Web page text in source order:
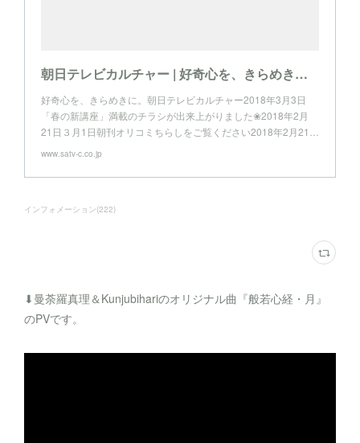
朝日テレビカルチャー | 好奇心を、きらめきに。
好奇心を、きらめきに。朝日テレビカルチャー2018年3月3日
「春の新講座」満載のチラシが出来上がりました❀2018年2月
21日３月1日朝刊オリコミちらしをご覧ください2018年2月21…
www.satv-c.co.jp
インフォメーション(222)
⬇︎曼荼羅真理＆Kunjubihariのオリジナル曲『般若心経・月』
のPVです。